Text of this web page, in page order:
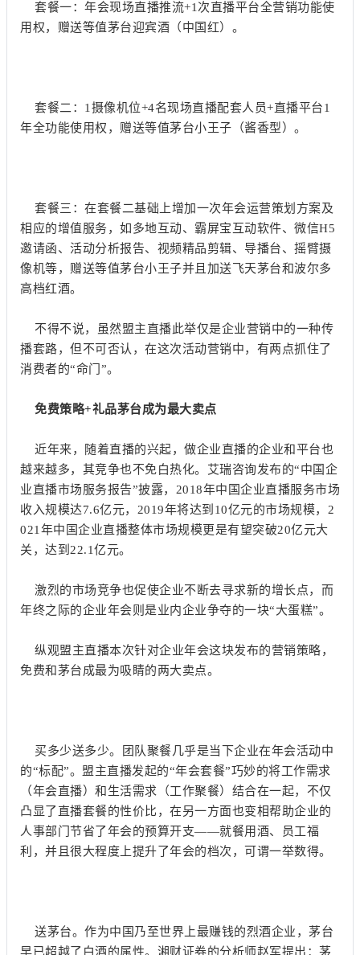
套餐一：年会现场直播推流+1次直播平台全营销功能使
用权，赠送等值茅台迎宾酒（中国红）。
套餐二：1摄像机位+4名现场直播配套人员+直播平台1
年全功能使用权，赠送等值茅台小王子（酱香型）。
套餐三：在套餐二基础上增加一次年会运营策划方案及
相应的增值服务，如多地互动、霸屏宝互动软件、微信H5
邀请函、活动分析报告、视频精品剪辑、导播台、摇臂摄
像机等，赠送等值茅台小王子并且加送飞天茅台和波尔多
高档红酒。
不得不说，虽然盟主直播此举仅是企业营销中的一种传
播套路，但不可否认，在这次活动营销中，有两点抓住了
消费者的“命门”。
免费策略+礼品茅台成为最大卖点
近年来，随着直播的兴起，做企业直播的企业和平台也
越来越多，其竞争也不免白热化。艾瑞咨询发布的“中国企
业直播市场服务报告”披露，2018年中国企业直播服务市场
收入规模达7.6亿元，2019年将达到10亿元的市场规模，2
021年中国企业直播整体市场规模更是有望突破20亿元大
关，达到22.1亿元。
激烈的市场竞争也促使企业不断去寻求新的增长点，而
年终之际的企业年会则是业内企业争夺的一块“大蛋糕”。
纵观盟主直播本次针对企业年会这块发布的营销策略，
免费和茅台成最为吸睛的两大卖点。
买多少送多少。团队聚餐几乎是当下企业在年会活动中
的“标配”。盟主直播发起的“年会套餐”巧妙的将工作需求
（年会直播）和生活需求（工作聚餐）结合在一起，不仅
凸显了直播套餐的性价比，在另一方面也变相帮助企业的
人事部门节省了年会的预算开支——就餐用酒、员工福
利，并且很大程度上提升了年会的档次，可谓一举数得。
送茅台。作为中国乃至世界上最赚钱的烈酒企业，茅台
早已超越了白酒的属性。湘财证券的分析师赵军提出：茅